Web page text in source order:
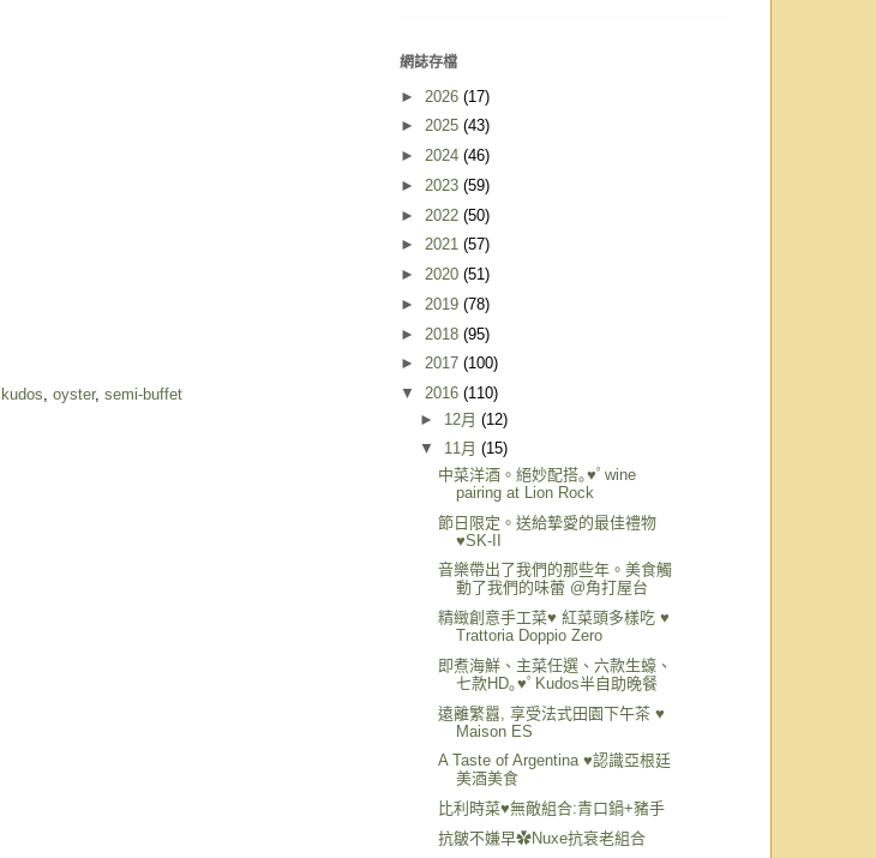
kudos oyster, semi-buffet
網誌存檔
► 2026 (17)
► 2025 (43)
► 2024 (46)
► 2023 (59)
► 2022 (50)
► 2021 (57)
► 2020 (51)
► 2019 (78)
► 2018 (95)
► 2017 (100)
▼ 2016 (110)
► 12月 (12)
▼ 11月 (15)
中菜洋酒。絕妙配搭｡♥ﾟwine
pairing at Lion Rock
節日限定。送給摯愛的最佳禮物
♥SK-II
音樂帶出了我們的那些年。美食觸
動了我們的味蕾 @角打屋台
精緻創意手工菜♥ 紅菜頭多樣吃 ♥
Trattoria Doppio Zero
即煮海鮮、主菜任選、六款生蠔、
七款HD｡♥ﾟKudos半自助晚餐
遠離繁囂, 享受法式田園下午茶 ♥
Maison ES
A Taste of Argentina ♥認識亞根廷
美酒美食
比利時菜♥無敵組合:青口鍋+豬手
抗皺不嫌早✿Nuxe抗衰老組合